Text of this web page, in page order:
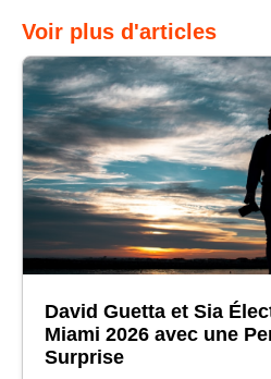
Voir plus d'articles
David Guetta et Sia
Miami 2026 avec une
Surprise